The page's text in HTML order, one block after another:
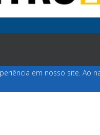
em nosso site. Ao